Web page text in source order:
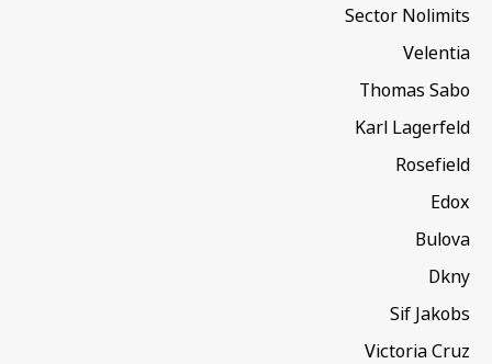
Sector Nolimits
Velentia
Thomas Sabo
Karl Lagerfeld
Rosefield
Edox
Bulova
Dkny
Sif Jakobs
Victoria Cruz